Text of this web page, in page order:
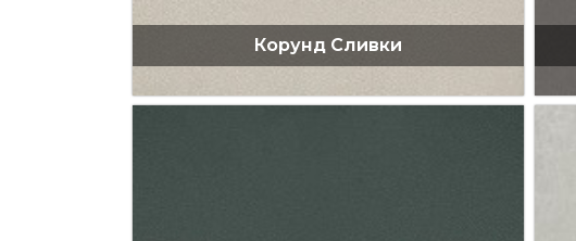
Корунд Сливки